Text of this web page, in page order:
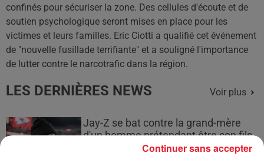
confinés pour sécuriser la zone. Des cellules d'écoute et de
soutien psychologique seront mises en place pour les
victimes et leurs familles. Eric Ciotti a qualifié cet événement
de "nouvelle fusillade terrifiante" et a souligné l'importance
de lutter contre le narcotrafic dans la région.
LES DERNIÈRES NEWS Voir plus
Jay-Z se bat contre la grand-mère
d'un homme prétendant être son fils
Continuer sans accepter